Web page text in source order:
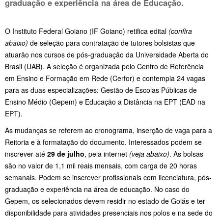
graduação e experiência na área de Educação.
O Instituto Federal Goiano (IF Goiano) retifica edital (confira
abaixo) de seleção para contratação de tutores bolsistas que
atuarão nos cursos de pós-graduação da Universidade Aberta do
Brasil (UAB). A seleção é organizada pelo Centro de Referência
em Ensino e Formação em Rede (Cerfor) e contempla 24 vagas
para as duas especializações: Gestão de Escolas Públicas de
Ensino Médio (Gepem) e Educação a Distância na EPT (EAD na
EPT).
As mudanças se referem ao cronograma, inserção de vaga para a
Reitoria e à formatação do documento. Interessados podem se
inscrever até 29 de julho, pela internet (veja abaixo). As bolsas
são no valor de 1,1 mil reais mensais, com carga de 20 horas
semanais. Podem se inscrever profissionais com licenciatura, pós-
graduação e experiência na área de educação. No caso do
Gepem, os selecionados devem residir no estado de Goiás e ter
disponibilidade para atividades presenciais nos polos e na sede do